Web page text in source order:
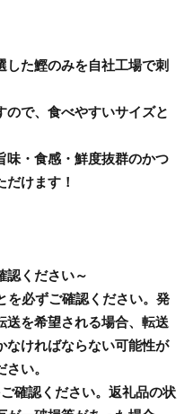
した鰹のみを自社工場で刺
ので、食べやすいサイズと
味・食感・鮮度抜群のかつ
けます！
認ください～
を必ずご確認ください。発
送を希望される場合、転送
なければならない可能性が
い。
確認ください。返礼品の状